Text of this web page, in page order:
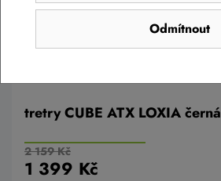
tretry CUBE ATX LOXIA černá
2 159 Kč
1 399 Kč
Odmítnout